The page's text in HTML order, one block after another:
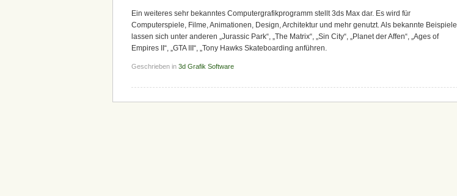
Ein weiteres sehr bekanntes Computergrafikprogramm stellt 3ds Max dar. Es wird für
Computerspiele, Filme, Animationen, Design, Architektur und mehr genutzt. Als bekannte Beispiele
lassen sich unter anderen „Jurassic Park“, „The Matrix“, „Sin City“, „Planet der Affen“, „Ages of
Empires II“, „GTA III“, „Tony Hawks Skateboarding anführen.
Geschrieben in 3d Grafik Software